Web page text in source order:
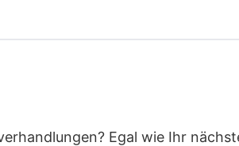
Egal wie Ihr